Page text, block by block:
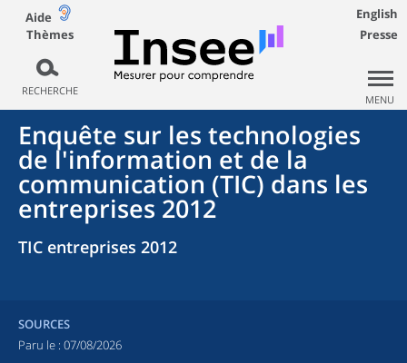
Aide
Thèmes
RECHERCHE
English
Presse
MENU
Enquête sur les technologies
de l'information et de la
communication (TIC) dans les
entreprises 2012
TIC entreprises 2012
SOURCES
Paru le : 07/08/2026